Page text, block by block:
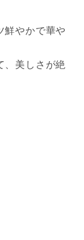
鮮やかで華や
、美しさが絶